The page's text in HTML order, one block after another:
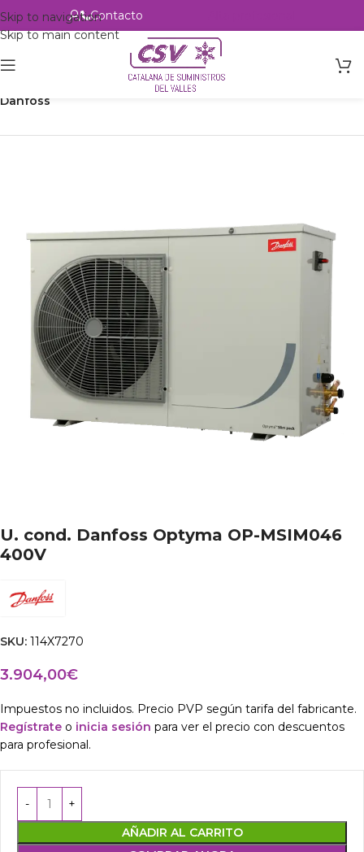
Skip to navigation
Skip to main content
Contacto
Refrigeración Unidades Condensadoras
Danfoss
U. cond. Danfoss Optyma OP-MSIM046
400V
SKU: 114X7270
3.904,00€
Impuestos no incluidos. Precio PVP según tarifa del fabricante.
Regístrate o inicia sesión para ver el precio con descuentos
para profesional.
AÑADIR AL CARRITO